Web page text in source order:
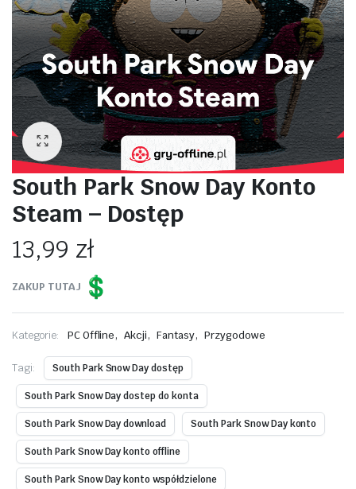
South Park Snow Day Konto
Steam – Dostęp
13,99 zł
ZAKUP TUTAJ
Kategorie: PC Offline, Akcji, Fantasy, Przygodowe
Tagi: South Park Snow Day dostęp
South Park Snow Day dostep do konta
South Park Snow Day download South Park Snow Day konto
South Park Snow Day konto offline
South Park Snow Day konto współdzielone